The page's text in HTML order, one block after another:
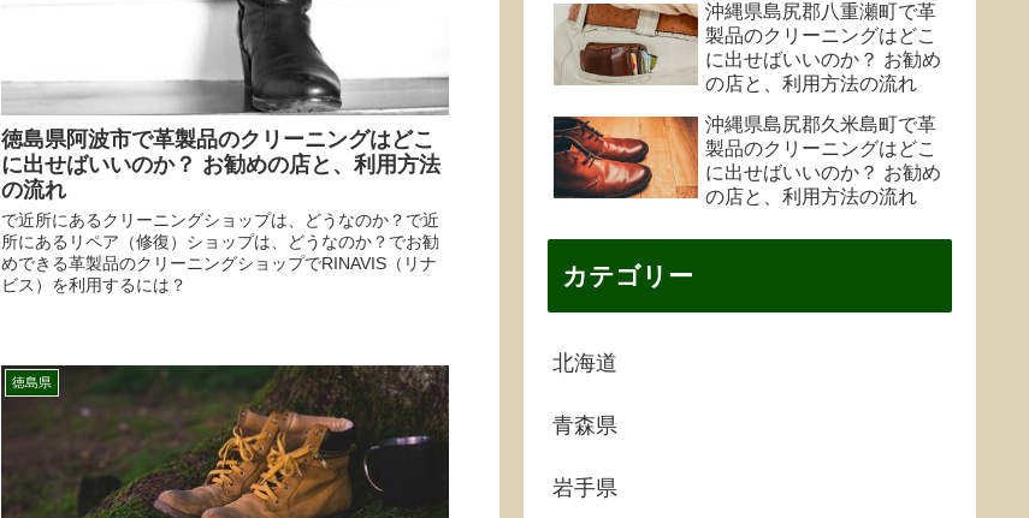
徳島県阿波市で革製品のクリーニングはどこ
に出せばいいのか？ お勧めの店と、利用方法
の流れ
で近所にあるクリーニングショップは、どうなのか？で近
所にあるリペア（修復）ショップは、どうなのか？でお勧
めできる革製品のクリーニングショップでRINAVIS（リナ
ビス）を利用するには？
徳島県
沖縄県島尻郡八重瀬町で革
製品のクリーニングはどこ
に出せばいいのか？ お勧め
の店と、利用方法の流れ
沖縄県島尻郡久米島町で革
製品のクリーニングはどこ
に出せばいいのか？ お勧め
の店と、利用方法の流れ
カテゴリー
北海道
青森県
岩手県